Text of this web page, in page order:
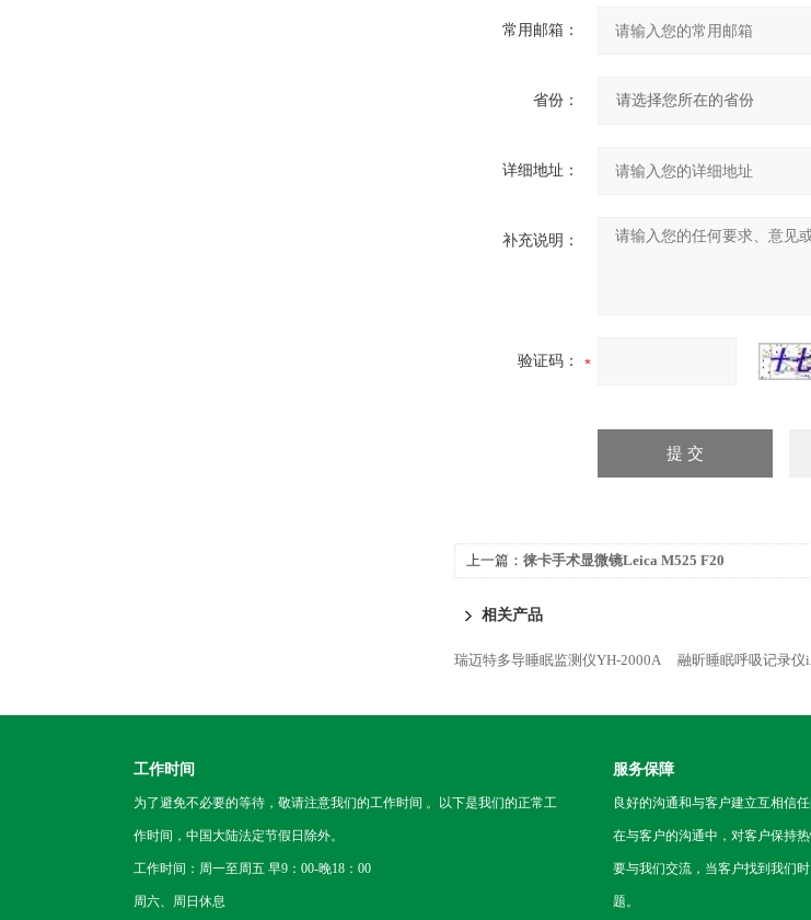
常用邮箱：
省份：
详细地址：
补充说明：
验证码：
上一篇： 徕卡手术显微镜Leica M525 F20
相关产品
瑞迈特多导睡眠监测仪YH-2000A 融昕睡眠呼吸记录仪
工作时间
为了避免不必要的等待，敬请注意我们的工作时间 。以下是我们的正常工
作时间，中国大陆法定节假日除外。
工作时间：周一至周五 早9：00-晚18：00
周六、周日休息
服务保障
良好的沟通和与客户建立互相信
在与客户的沟通中，对客户保持
要与我们交流，当客户找到我们
题。